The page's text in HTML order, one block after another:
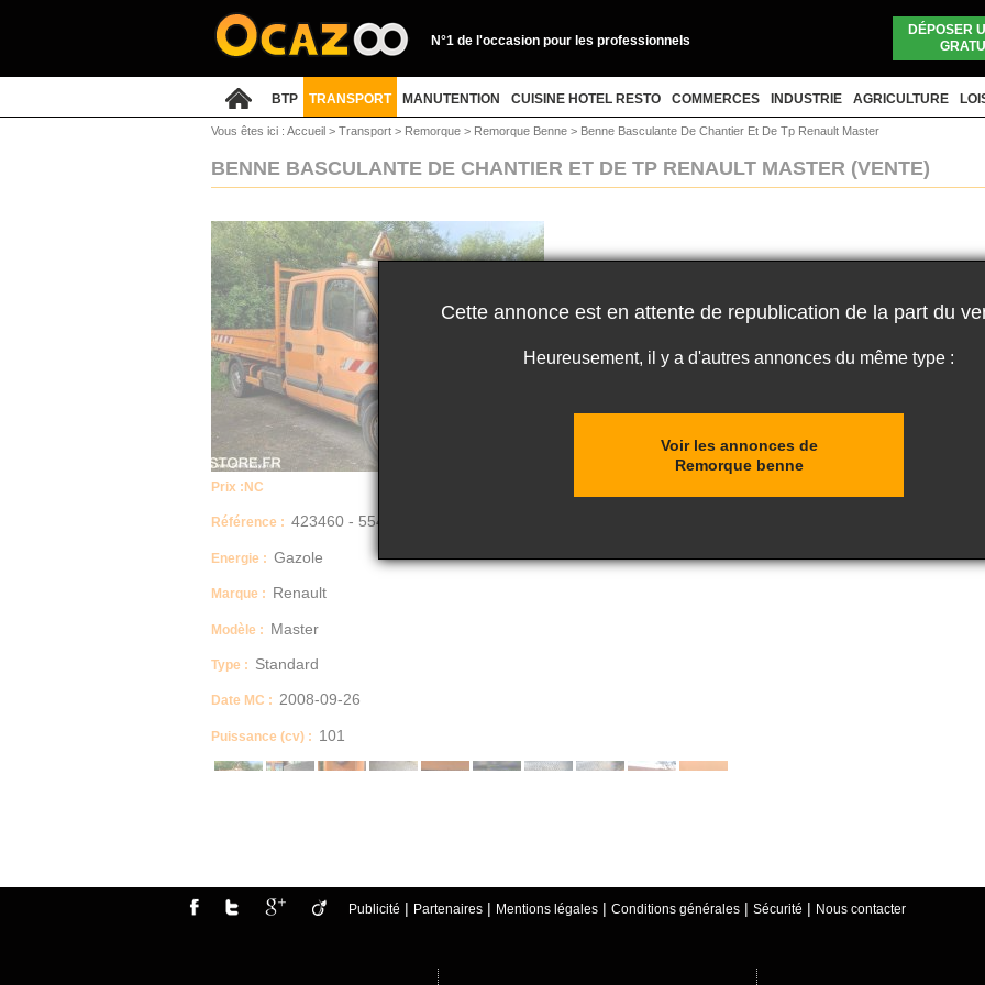
N°1 de l'occasion pour les professionnels
DÉPOSER
BTP TRANSPORT MANUTENTION CUISINE HOTEL RESTO COMMERCES INDUSTRIE AGRICULTURE
Vous êtes ici : Accueil > Transport > Remorque > Remorque Benne > Benne Basculante De Chantier Et De Tp Renault Master
BENNE BASCULANTE DE CHANTIER ET DE TP RENAULT MASTER (VENTE)
Prix : NC
Référence : 423460 - 554
Energie : Gazole
Marque : Renault
Modèle : Master
Type : Standard
Date MC : 2008-09-26
Puissance (cv) : 101
VENDU EN L'ETAT PREVOIR PLATEAU POUR ENLEVEMENT
Boite manuelle / automatique
Cette annonce est en attente de republication de la part du
Heureusement, il y a d'autres annonces du même type :
Voir les annonces de
Remorque benne
Publicité | Partenaires | Mentions légales | Conditions générales | Sécurité | Nous contacter